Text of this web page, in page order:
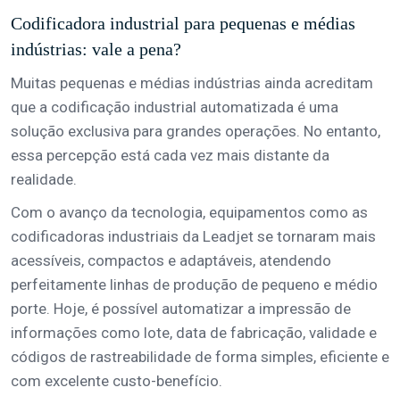
Codificadora industrial para pequenas e médias
indústrias: vale a pena?
Muitas pequenas e médias indústrias ainda acreditam
que a codificação industrial automatizada é uma
solução exclusiva para grandes operações. No entanto,
essa percepção está cada vez mais distante da
realidade.
Com o avanço da tecnologia, equipamentos como as
codificadoras industriais da Leadjet se tornaram mais
acessíveis, compactos e adaptáveis, atendendo
perfeitamente linhas de produção de pequeno e médio
porte. Hoje, é possível automatizar a impressão de
informações como lote, data de fabricação, validade e
códigos de rastreabilidade de forma simples, eficiente e
com excelente custo-benefício.